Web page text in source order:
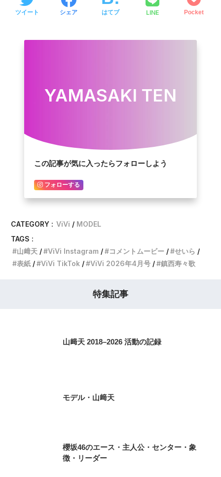
ツイート シェア はてブ LINE Pocket
YAMASAKI TEN
この記事が気に入ったらフォローしよう
フォローする
CATEGORY : ViVi
MODEL
TAGS :
山﨑天
ViVi Instagram コメントムービー
せいら
表紙
ViVi TikTok ViVi 2026年4月号 鎮西寿々歌
特集記事
山﨑天 2018–2026 活動の記録
モデル・山﨑天
櫻坂46のエース・主人公・センター・象
徴・リーダー